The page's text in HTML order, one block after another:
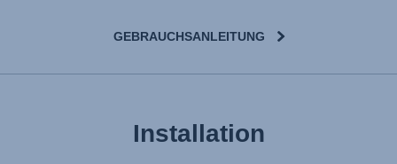
GEBRAUCHSANLEITUNG
Installation